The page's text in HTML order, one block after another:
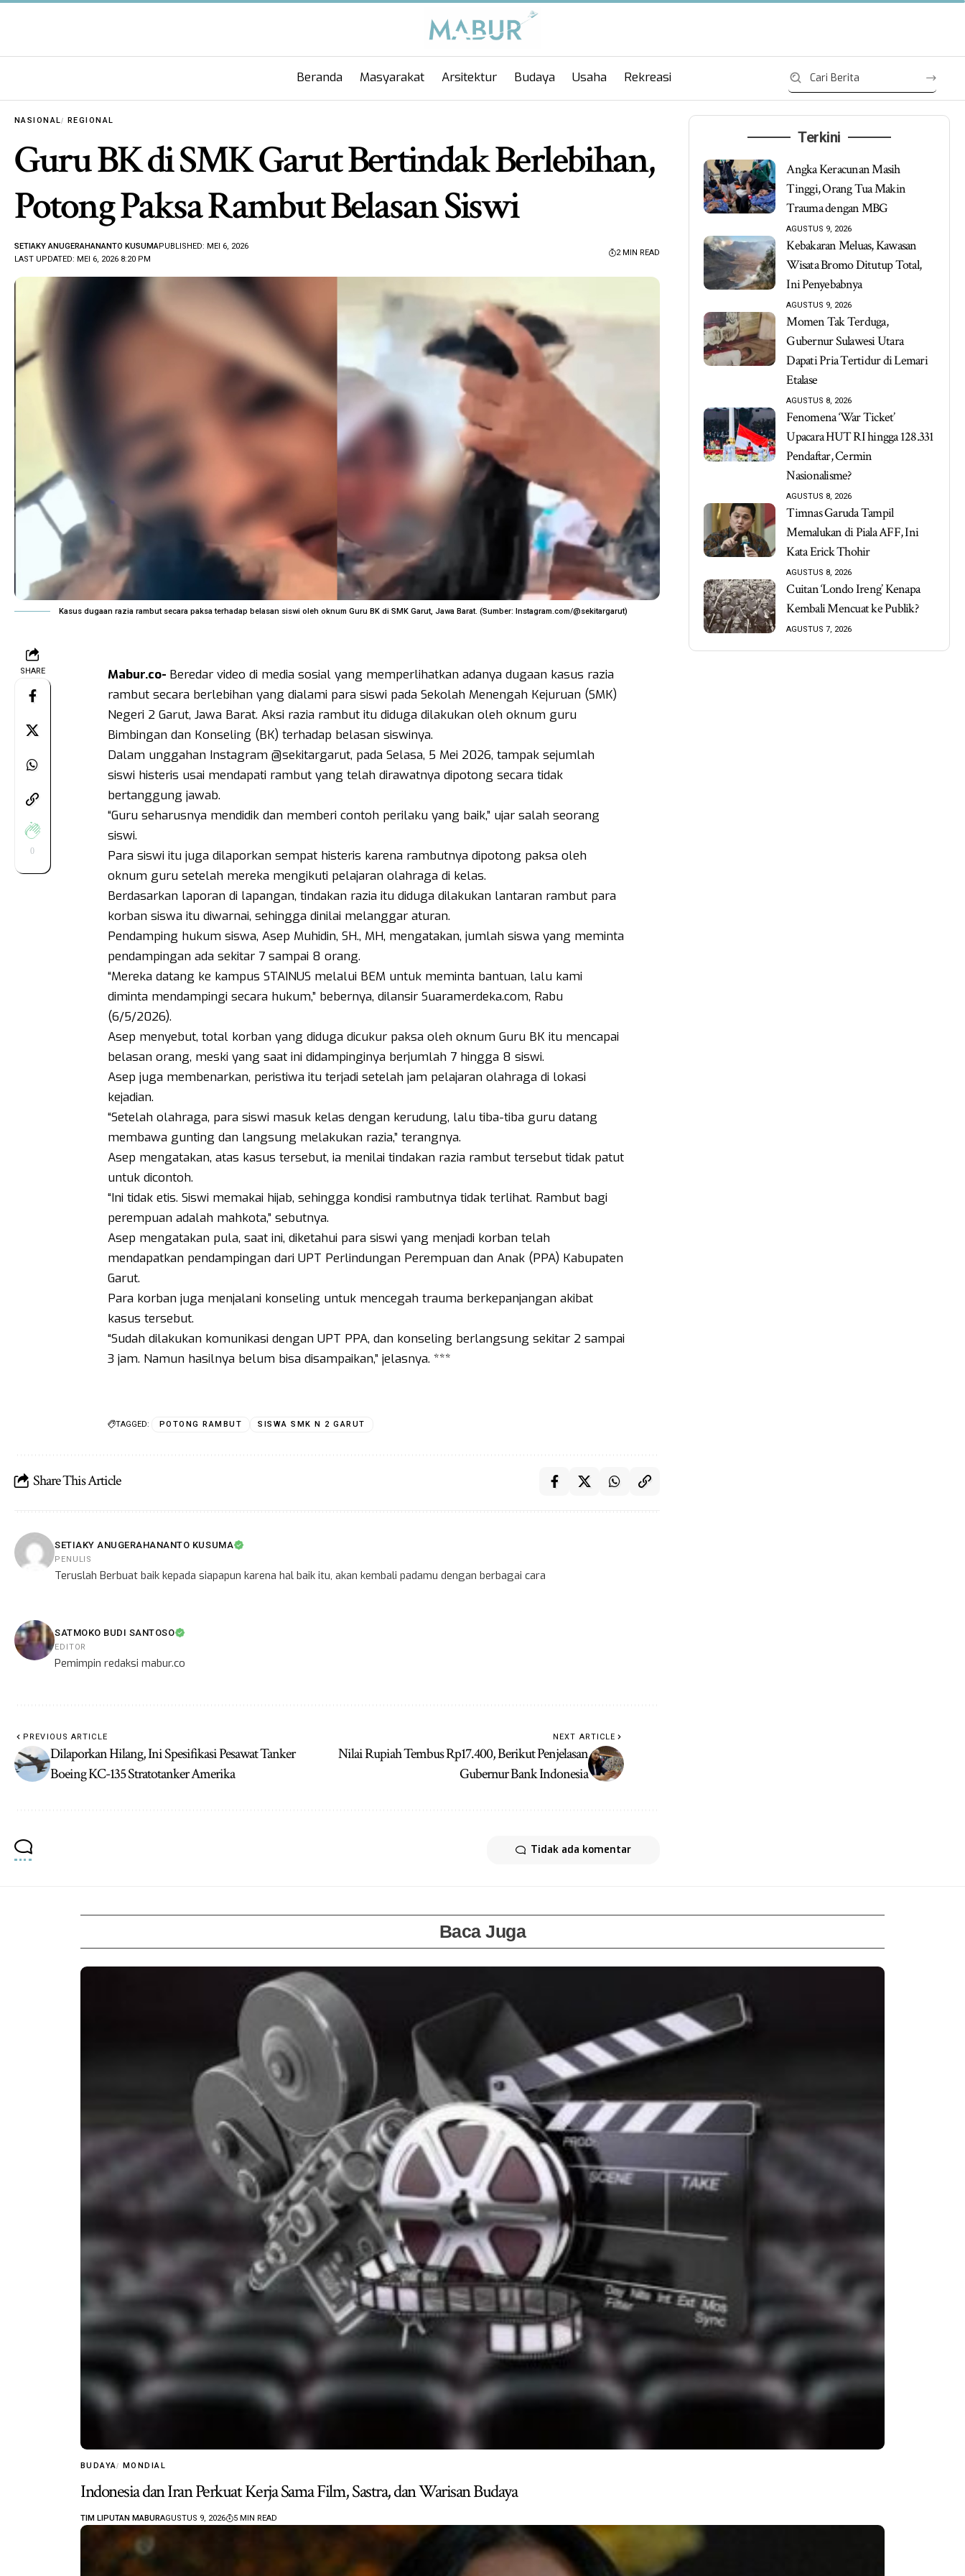
Beranda Masyarakat Arsitektur Budaya Usaha Rekreasi
NASIONAL REGIONAL
Guru BK di SMK Garut Bertindak Berlebihan,
Potong Paksa Rambut Belasan Siswi
LAST UPDATED: MEI 6, 2026 8:20 PM
SETIAKY ANUGERAHANANTO KUSUMAPUBLISHED: MEI 6, 2026
2 MIN READ
Kasus dugaan razia rambut secara paksa terhadap belasan siswi oleh oknum Guru BK di SMK Garut, Jawa Barat. (Sumber: Instagram.com/@sekitargarut)
SHARE
0
Mabur.co- Beredar video di media sosial yang memperlihatkan adanya dugaan kasus razia
rambut secara berlebihan yang dialami para siswi pada Sekolah Menengah Kejuruan (SMK)
Negeri 2 Garut, Jawa Barat. Aksi razia rambut itu diduga dilakukan oleh oknum guru
Bimbingan dan Konseling (BK) terhadap belasan siswinya.
Dalam unggahan Instagram @sekitargarut, pada Selasa, 5 Mei 2026, tampak sejumlah
siswi histeris usai mendapati rambut yang telah dirawatnya dipotong secara tidak
bertanggung jawab.
“Guru seharusnya mendidik dan memberi contoh perilaku yang baik,” ujar salah seorang
siswi.
Para siswi itu juga dilaporkan sempat histeris karena rambutnya dipotong paksa oleh
oknum guru setelah mereka mengikuti pelajaran olahraga di kelas.
Berdasarkan laporan di lapangan, tindakan razia itu diduga dilakukan lantaran rambut para
korban siswa itu diwarnai, sehingga dinilai melanggar aturan.
Pendamping hukum siswa, Asep Muhidin, SH., MH, mengatakan, jumlah siswa yang meminta
pendampingan ada sekitar 7 sampai 8 orang.
“Mereka datang ke kampus STAINUS melalui BEM untuk meminta bantuan, lalu kami
diminta mendampingi secara hukum,” bebernya, dilansir Suaramerdeka.com, Rabu
(6/5/2026).
Asep menyebut, total korban yang diduga dicukur paksa oleh oknum Guru BK itu mencapai
belasan orang, meski yang saat ini didampinginya berjumlah 7 hingga 8 siswi.
Asep juga membenarkan, peristiwa itu terjadi setelah jam pelajaran olahraga di lokasi
kejadian.
“Setelah olahraga, para siswi masuk kelas dengan kerudung, lalu tiba-tiba guru datang
membawa gunting dan langsung melakukan razia,” terangnya.
Asep mengatakan, atas kasus tersebut, ia menilai tindakan razia rambut tersebut tidak patut
untuk dicontoh.
“Ini tidak etis. Siswi memakai hijab, sehingga kondisi rambutnya tidak terlihat. Rambut bagi
perempuan adalah mahkota,” sebutnya.
Asep mengatakan pula, saat ini, diketahui para siswi yang menjadi korban telah
mendapatkan pendampingan dari UPT Perlindungan Perempuan dan Anak (PPA) Kabupaten
Garut.
Para korban juga menjalani konseling untuk mencegah trauma berkepanjangan akibat
kasus tersebut.
“Sudah dilakukan komunikasi dengan UPT PPA, dan konseling berlangsung sekitar 2 sampai
3 jam. Namun hasilnya belum bisa disampaikan,” jelasnya. ***
TAGGED: POTONG RAMBUT SISWA SMK N 2 GARUT
Share This Article
SETIAKY ANUGERAHANANTO KUSUMA
PENULIS
Teruslah Berbuat baik kepada siapapun karena hal baik itu, akan kembali padamu dengan berbagai cara
SATMOKO BUDI SANTOSO
EDITOR
Pemimpin redaksi mabur.co
PREVIOUS ARTICLE
Dilaporkan Hilang, Ini Spesifikasi Pesawat Tanker
Boeing KC-135 Stratotanker Amerika
NEXT ARTICLE
Nilai Rupiah Tembus Rp17.400, Berikut Penjelasan
Gubernur Bank Indonesia
Tidak ada komentar
Terkini
Angka Keracunan Masih
Tinggi, Orang Tua Makin
Trauma dengan MBG
AGUSTUS 9, 2026
Kebakaran Meluas, Kawasan
Wisata Bromo Ditutup Total,
Ini Penyebabnya
AGUSTUS 9, 2026
Momen Tak Terduga,
Gubernur Sulawesi Utara
Dapati Pria Tertidur di Lemari
Etalase
AGUSTUS 8, 2026
Fenomena ‘War Ticket’
Upacara HUT RI hingga 128.331
Pendaftar, Cermin
Nasionalisme?
AGUSTUS 8, 2026
Timnas Garuda Tampil
Memalukan di Piala AFF, Ini
Kata Erick Thohir
AGUSTUS 8, 2026
Cuitan ‘Londo Ireng’ Kenapa
Kembali Mencuat ke Publik?
AGUSTUS 7, 2026
Baca Juga
BUDAYA MONDIAL
Indonesia dan Iran Perkuat Kerja Sama Film, Sastra, dan Warisan Budaya
TIM LIPUTAN MABURAGUSTUS 9, 2026 5 MIN READ